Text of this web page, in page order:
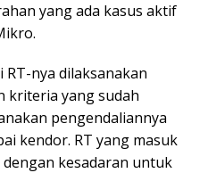
yang ada kasus aktif
RT-nya dilaksanakan
kriteria yang sudah
pengendaliannya
kendor. RT yang masuk
kesadaran untuk